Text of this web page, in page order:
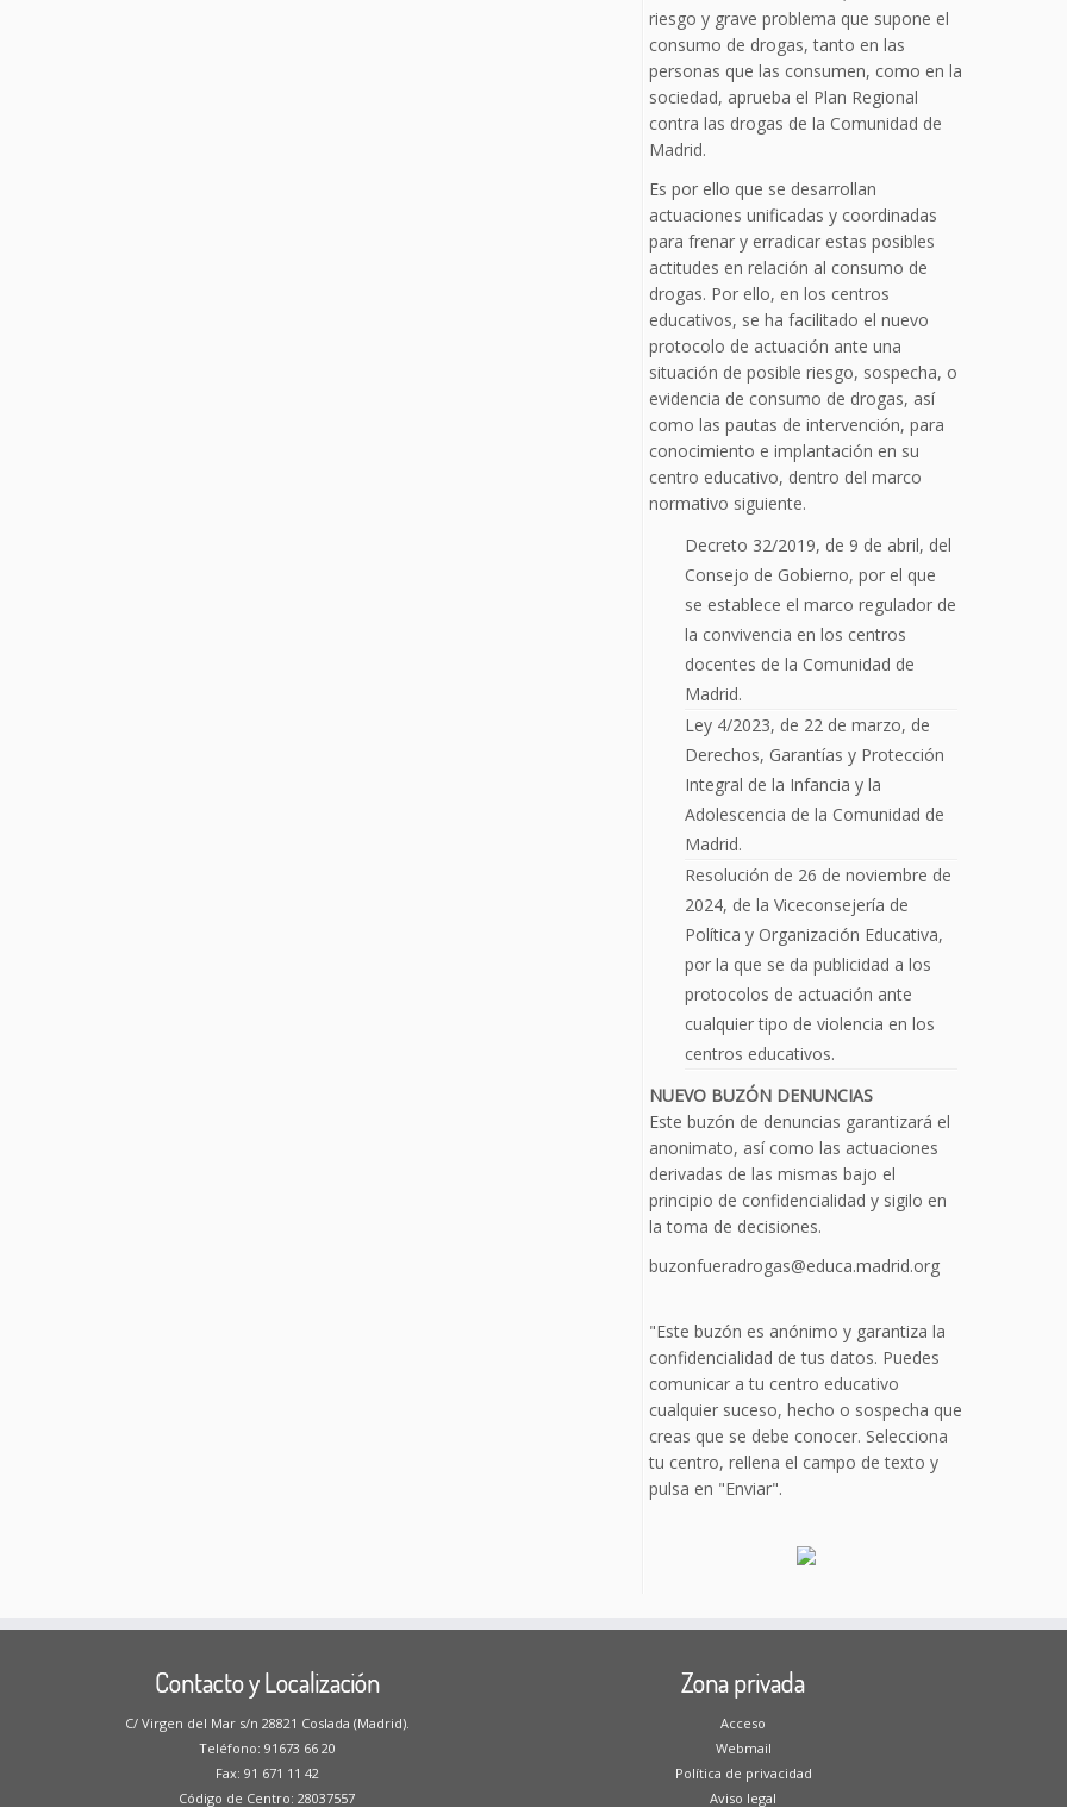
riesgo y grave problema que supone el
consumo de drogas, tanto en las
personas que las consumen, como en la
sociedad, aprueba el Plan Regional
contra las drogas de la Comunidad de
Madrid.
Es por ello que se desarrollan
actuaciones unificadas y coordinadas
para frenar y erradicar estas posibles
actitudes en relación al consumo de
drogas. Por ello, en los centros
educativos, se ha facilitado el nuevo
protocolo de actuación ante una
situación de posible riesgo, sospecha, o
evidencia de consumo de drogas, así
como las pautas de intervención, para
conocimiento e implantación en su
centro educativo, dentro del marco
normativo siguiente.
Decreto 32/2019, de 9 de abril, del
Consejo de Gobierno, por el que
se establece el marco regulador de
la convivencia en los centros
docentes de la Comunidad de
Madrid.
Ley 4/2023, de 22 de marzo, de
Derechos, Garantías y Protección
Integral de la Infancia y la
Adolescencia de la Comunidad de
Madrid.
Resolución de 26 de noviembre de
2024, de la Viceconsejería de
Política y Organización Educativa,
por la que se da publicidad a los
protocolos de actuación ante
cualquier tipo de violencia en los
centros educativos.
NUEVO BUZÓN DENUNCIAS
Este buzón de denuncias garantizará el
anonimato, así como las actuaciones
derivadas de las mismas bajo el
principio de confidencialidad y sigilo en
la toma de decisiones.
buzonfueradrogas@educa.madrid.org
"Este buzón es anónimo y garantiza la
confidencialidad de tus datos. Puedes
comunicar a tu centro educativo
cualquier suceso, hecho o sospecha que
creas que se debe conocer. Selecciona
tu centro, rellena el campo de texto y
pulsa en "Enviar".
Contacto y Localización
C/ Virgen del Mar s/n 28821 Coslada (Madrid).
Teléfono: 91673 66 20
Fax: 91 671 11 42
Código de Centro: 28037557
Zona privada
Acceso
Webmail
Política de privacidad
Aviso legal